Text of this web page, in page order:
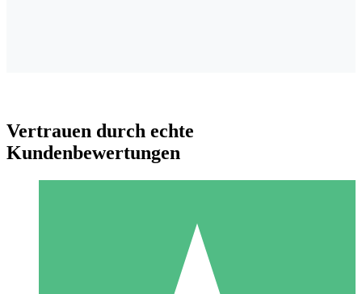
Individuelle Credit-Pakete
Vertrauen durch echte
Kundenbewertungen